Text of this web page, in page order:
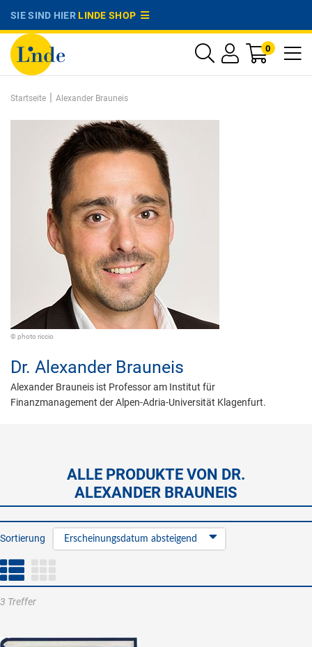
SIE SIND HIERLINDE SHOP
0
Startseite | Alexander Brauneis
© photo riccio
Dr. Alexander Brauneis
Alexander Brauneis ist Professor am Institut für
Finanzmanagement der Alpen-Adria-Universität Klagenfurt.
ALLE PRODUKTE VON DR.
ALEXANDER BRAUNEIS
Sortierung Erscheinungsdatum absteigend
3 Treffer